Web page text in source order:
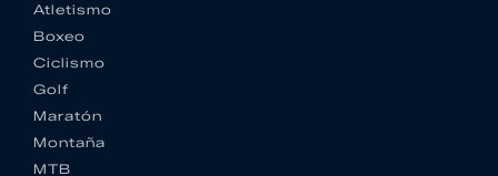
Atletismo
Boxeo
Ciclismo
Golf
Maratón
Montaña
MTB